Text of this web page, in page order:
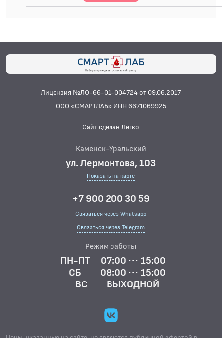
Лицензия №ЛО-66-01-004724 от 09.06.2017
ООО «СМАРТЛАБ» ИНН 6671069925
Сайт сделан Легко
Каменск-Уральский
ул. Лермонтова, 103
Показать на карте
+7 900 200 30 59
Связаться через Whatsapp
Связаться через Telegram
Режим работы
ПН-ПТ
07:00 ··· 15:00
СБ
08:00 ··· 15:00
ВС
ВЫХОДНОЙ